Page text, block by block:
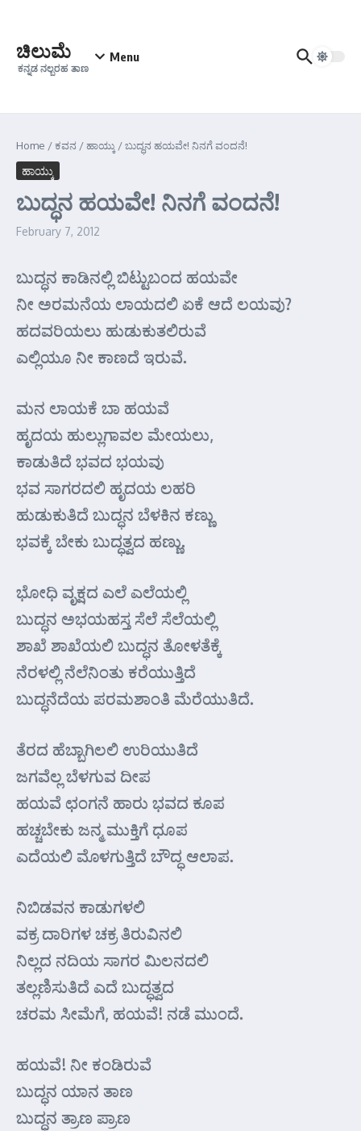
ಚಿಲುಮೆ
ಕನ್ನಡ ನಲ್ಬರಹ ತಾಣ
Menu
Home /ಕವನ /ಹಾಯ್ಕು /ಬುದ್ಧನ ಹಯವೇ! ನಿನಗೆ ವಂದನೆ!
ಹಾಯ್ಕು
ಬುದ್ಧನ ಹಯವೇ! ನಿನಗೆ ವಂದನೆ!
February 7, 2012
ಬುದ್ಧನ ಕಾಡಿನಲ್ಲಿ ಬಿಟ್ಟುಬಂದ ಹಯವೇ
ನೀ ಅರಮನೆಯ ಲಾಯದಲಿ ಏಕೆ ಆದೆ ಲಯವು?
ಹದವರಿಯಲು ಹುಡುಕುತಲಿರುವೆ
ಎಲ್ಲಿಯೂ ನೀ ಕಾಣದೆ ಇರುವೆ.
ಮನ ಲಾಯಕೆ ಬಾ ಹಯವೆ
ಹೃದಯ ಹುಲ್ಲುಗಾವಲ ಮೇಯಲು,
ಕಾಡುತಿದೆ ಭವದ ಭಯವು
ಭವ ಸಾಗರದಲಿ ಹೃದಯ ಲಹರಿ
ಹುಡುಕುತಿದೆ ಬುದ್ಧನ ಬೆಳಕಿನ ಕಣ್ಣು
ಭವಕ್ಕೆ ಬೇಕು ಬುದ್ಧತ್ವದ ಹಣ್ಣು.
ಭೋಧಿ ವೃಕ್ಷದ ಎಲೆ ಎಲೆಯಲ್ಲಿ
ಬುದ್ಧನ ಅಭಯಹಸ್ತ ಸೆಲೆ ಸೆಲೆಯಲ್ಲಿ
ಶಾಖೆ ಶಾಖೆಯಲಿ ಬುದ್ಧನ ತೋಳತೆಕ್ಕೆ
ನೆರಳಲ್ಲಿ ನೆಲೆನಿಂತು ಕರೆಯುತ್ತಿದೆ
ಬುದ್ಧನೆದೆಯ ಪರಮಶಾಂತಿ ಮೆರೆಯುತಿದೆ.
ತೆರದ ಹೆಬ್ಬಾಗಿಲಲಿ ಉರಿಯುತಿದೆ
ಜಗವೆಲ್ಲ ಬೆಳಗುವ ದೀಪ
ಹಯವೆ ಛಂಗನೆ ಹಾರು ಭವದ ಕೂಪ
ಹಚ್ಚಬೇಕು ಜನ್ಮ ಮುಕ್ತಿಗೆ ಧೂಪ
ಎದೆಯಲಿ ಮೊಳಗುತ್ತಿದೆ ಬೌದ್ಧ ಆಲಾಪ.
ನಿಬಿಡವನ ಕಾಡುಗಳಲಿ
ವಕ್ರ ದಾರಿಗಳ ಚಕ್ರ ತಿರುವಿನಲಿ
ನಿಲ್ಲದ ನದಿಯ ಸಾಗರ ಮಿಲನದಲಿ
ತಲ್ಲಣಿಸುತಿದೆ ಎದೆ ಬುದ್ಧತ್ವದ
ಚರಮ ಸೀಮೆಗೆ, ಹಯವೆ! ನಡೆ ಮುಂದೆ.
ಹಯವೆ! ನೀ ಕಂಡಿರುವೆ
ಬುದ್ಧನ ಯಾನ ತಾಣ
ಬುದ್ಧನ ತ್ರಾಣ ಪ್ರಾಣ